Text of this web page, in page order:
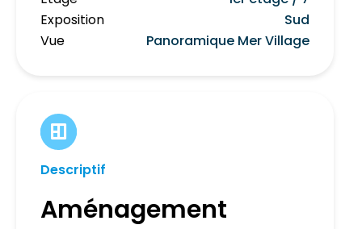
Exposition
Sud
Vue
Panoramique Mer Village
Descriptif
Aménagement